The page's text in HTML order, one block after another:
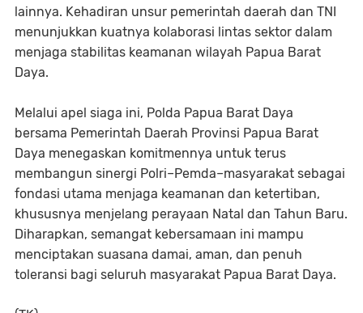
lainnya. Kehadiran unsur pemerintah daerah dan TNI
menunjukkan kuatnya kolaborasi lintas sektor dalam
menjaga stabilitas keamanan wilayah Papua Barat
Daya.
Melalui apel siaga ini, Polda Papua Barat Daya
bersama Pemerintah Daerah Provinsi Papua Barat
Daya menegaskan komitmennya untuk terus
membangun sinergi Polri–Pemda–masyarakat sebagai
fondasi utama menjaga keamanan dan ketertiban,
khususnya menjelang perayaan Natal dan Tahun Baru.
Diharapkan, semangat kebersamaan ini mampu
menciptakan suasana damai, aman, dan penuh
toleransi bagi seluruh masyarakat Papua Barat Daya.